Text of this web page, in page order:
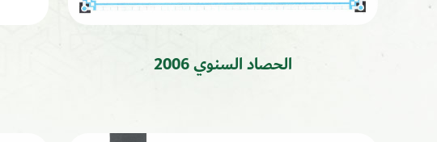
الحصاد السنوي 2006